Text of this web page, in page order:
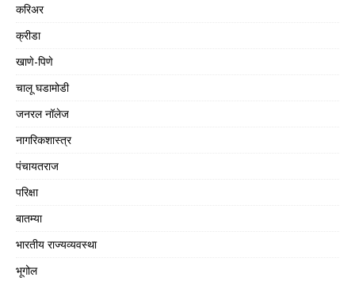
करिअर
क्रीडा
खाणे-पिणे
चालू घडामोडी
जनरल नॉलेज
नागरिकशास्त्र
पंचायतराज
परिक्षा
बातम्या
भारतीय राज्यव्यवस्था
भूगोल